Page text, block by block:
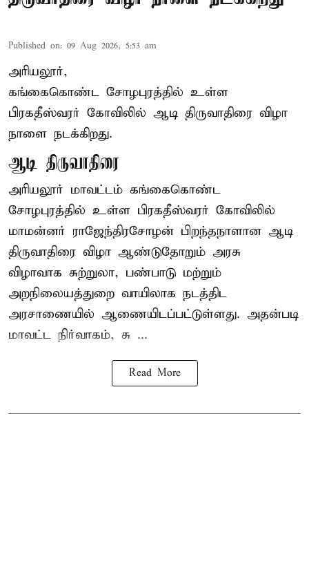
Published on: 09 Aug 2026, 5:53 am
அரியலூர்,
கங்கைகொண்ட சோழபுரத்தில் உள்ள
பிரகதீஸ்வரர் கோவிலில் ஆடி திருவாதிரை விழா
நாளை நடக்கிறது.
ஆடி திருவாதிரை
அரியலூர் மாவட்டம் கங்கைகொண்ட
சோழபுரத்தில் உள்ள பிரகதீஸ்வரர் கோவிலில்
மாமன்னர் ராஜேந்திரசோழன் பிறந்தநாளான ஆடி
திருவாதிரை விழா ஆண்டுதோறும் அரசு
விழாவாக சுற்றுலா, பண்பாடு மற்றும்
அறநிலையத்துறை வாயிலாக நடத்திட
அரசாணையில் ஆணையிடப்பட்டுள்ளது. அதன்படி
மாவட்ட நிர்வாகம், சு ...
Read More